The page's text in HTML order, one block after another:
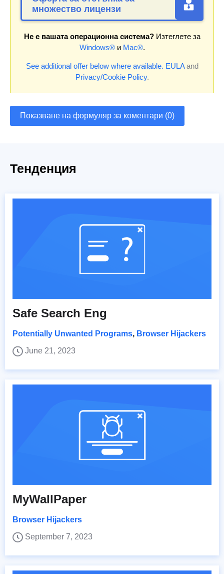
множество лицензи
Не е вашата операционна система?Изтеглете за
Windows®и Mac®.
See additional offer below where available. EULAand
Privacy/Cookie Policy.
Показване на формуляр за коментари (0)
Тенденция
Safe Search Eng
Potentially Unwanted Programs, Browser Hijackers
June 21, 2023
MyWallPaper
Browser Hijackers
September 7, 2023